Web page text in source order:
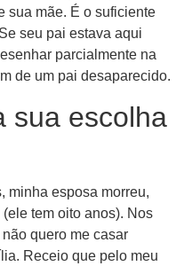
sua mãe. É o suficiente
seu pai estava aqui
parcialmente na
de um pai desaparecido.
sua escolha
minha esposa morreu,
tem oito anos). Nos
quero me casar
Receio que pelo meu